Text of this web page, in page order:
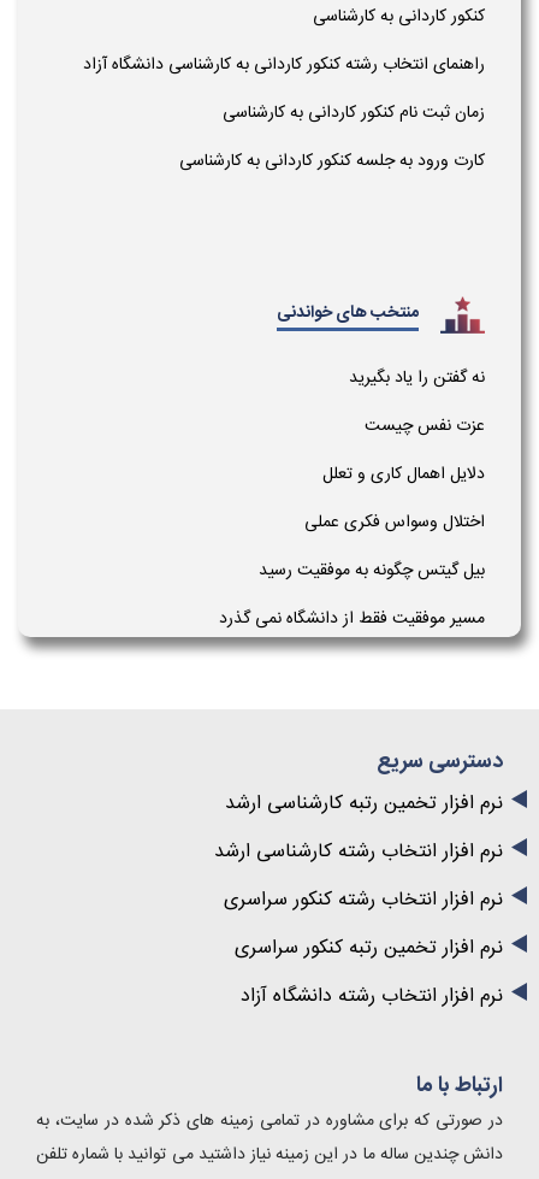
کنکور کاردانی به کارشناسی
راهنمای انتخاب رشته کنکور کاردانی به کارشناسی دانشگاه آزاد
زمان ثبت نام کنکور کاردانی به کارشناسی
کارت ورود به جلسه کنکور کاردانی به کارشناسی
منتخب های خواندنی
نه گفتن را یاد بگیرید
عزت نفس چیست
دلایل اهمال کاری و تعلل
اختلال وسواس فکری عملی
بیل گیتس چگونه به موفقیت رسید
مسیر موفقیت فقط از دانشگاه نمی گذرد
دسترسی سریع
نرم افزار تخمین رتبه کارشناسی ارشد
نرم افزار انتخاب رشته کارشناسی ارشد
نرم افزار انتخاب رشته کنکور سراسری
نرم افزار تخمین رتبه کنکور سراسری
نرم افزار انتخاب رشته دانشگاه آزاد
ارتباط با ما
در صورتی که برای مشاوره در تمامی زمینه های ذکر شده در سایت، به
دانش چندین ساله ما در این زمینه نیاز داشتید می توانید با شماره تلفن